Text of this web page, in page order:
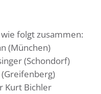
folgt zusammen:
(München)
(Schondorf)
Kurt Bichler